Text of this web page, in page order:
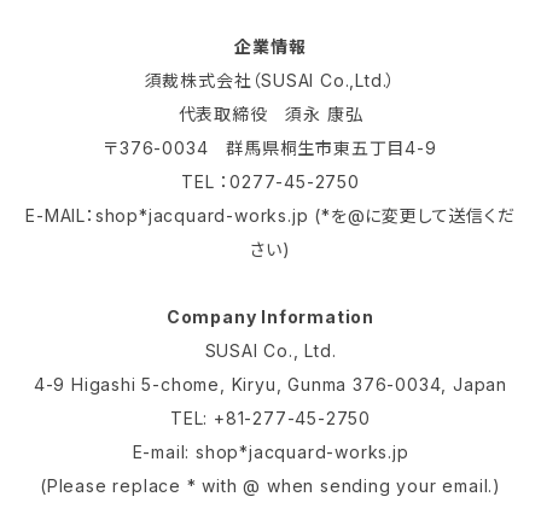
企業情報
須裁株式会社（SUSAI Co.,Ltd.）
代表取締役 須永 康弘
〒376-0034 群馬県桐生市東五丁目4-9
TEL ：0277-45-2750
E-MAIL：shop*jacquard-works.jp (*を@に変更して送信くだ
さい)
Company Information
SUSAI Co., Ltd.
4-9 Higashi 5-chome, Kiryu, Gunma 376-0034, Japan
TEL: +81-277-45-2750
E-mail: shop*jacquard-works.jp
(Please replace * with @ when sending your email.)